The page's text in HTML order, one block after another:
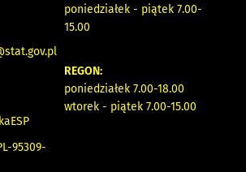
95309-
poniedziałek - piątek 7.00-
15.00
REGON:
poniedziałek 7.00-18.00
wtorek - piątek 7.00-15.00